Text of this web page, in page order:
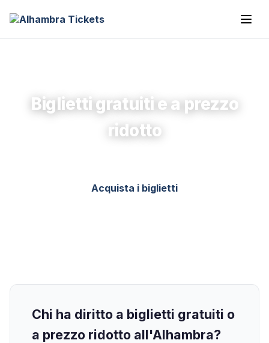
Biglietti gratuiti e a prezzo
ridotto
Acquista i biglietti
Chi ha diritto a biglietti gratuiti o
a prezzo ridotto all'Alhambra?